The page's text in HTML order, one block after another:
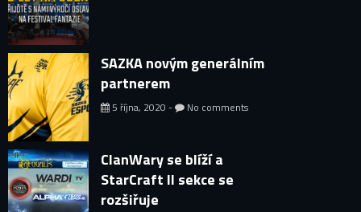
SAZKA novým generálním
partnerem
5 října, 2020 - No comments
ClanWary se blíží a
StarCraft II sekce se
rozšiřuje